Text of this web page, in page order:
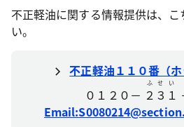
不正軽油に関する情報提供は、
い。
不正軽油１１０番（ホ
０１２０－ ２３１
ふせい